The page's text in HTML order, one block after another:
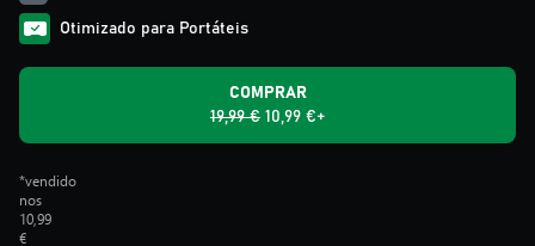
Otimizado para Portáteis
COMPRAR
19,99 € 10,99 €+
*vendido
nos
10,99
€